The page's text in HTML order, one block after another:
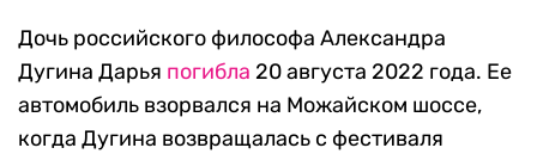
Дочь российского философа Александра
Дугина Дарья погибла 20 августа 2022 года. Ее
автомобиль взорвался на Можайском шоссе,
когда Дугина возвращалась с фестиваля